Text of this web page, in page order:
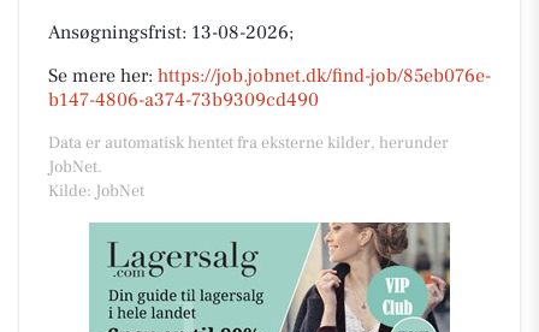
Ansøgningsfrist: 13-08-2026;
Se mere her: https://job.jobnet.dk/find-job/85eb076e-
b147-4806-a374-73b9309cd490
Data er automatisk hentet fra eksterne kilder, herunder
JobNet.
Kilde: JobNet